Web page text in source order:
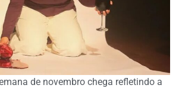
de novembro chega refletindo a